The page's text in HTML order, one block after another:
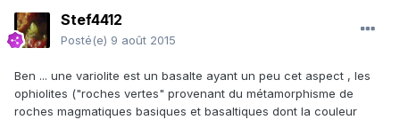
Stef4412
Posté(e) 9 août 2015
Ben ... une variolite est un basalte ayant un peu cet aspect , les
ophiolites ("roches vertes" provenant du métamorphisme de
roches magmatiques basiques et basaltiques dont la couleur